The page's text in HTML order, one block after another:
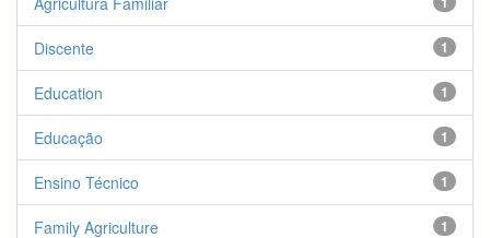
1
Discente
1
Education
1
Educação
1
Ensino Técnico
1
Family Agriculture